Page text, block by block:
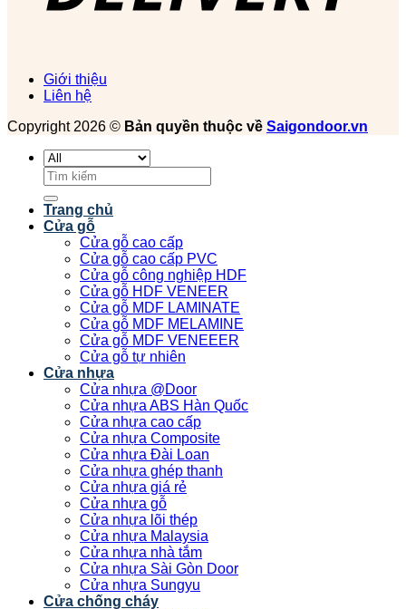
Giới thiệu
Liên hệ
Copyright 2026 © Bản quyền thuộc về Saigondoor.vn
Tìm
kiếm:
Trang chủ
Cửa gỗ
Cửa gỗ cao cấp
Cửa gỗ cao cấp PVC
Cửa gỗ công nghiệp HDF
Cửa gỗ HDF VENEER
Cửa gỗ MDF LAMINATE
Cửa gỗ MDF MELAMINE
Cửa gỗ MDF VENEEER
Cửa gỗ tự nhiên
Cửa nhựa
Cửa nhựa @Door
Cửa nhựa ABS Hàn Quốc
Cửa nhựa cao cấp
Cửa nhựa Composite
Cửa nhựa Đài Loan
Cửa nhựa ghép thanh
Cửa nhựa giá rẻ
Cửa nhựa gỗ
Cửa nhựa lõi thép
Cửa nhựa Malaysia
Cửa nhựa nhà tắm
Cửa nhựa Sài Gòn Door
Cửa nhựa Sungyu
Cửa chống cháy